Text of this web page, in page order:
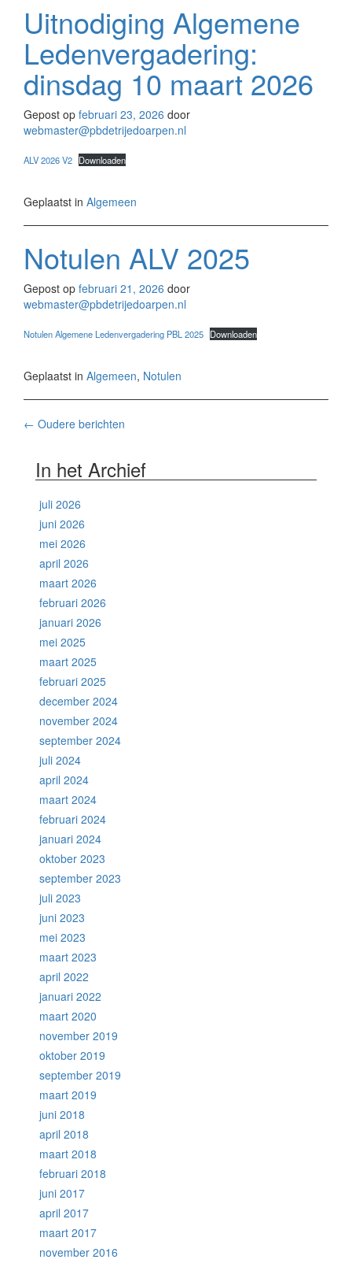
Uitnodiging Algemene
Ledenvergadering:
dinsdag 10 maart 2026
Gepost op februari 23, 2026 door
webmaster@pbdetrijedoarpen.nl
ALV 2026 V2 Downloaden
Geplaatst in Algemeen
Notulen ALV 2025
Gepost op februari 21, 2026 door
webmaster@pbdetrijedoarpen.nl
Notulen Algemene Ledenvergadering PBL 2025 Downloaden
Geplaatst in Algemeen, Notulen
Berichten
navigatie
← Oudere berichten
In het Archief
juli 2026
juni 2026
mei 2026
april 2026
maart 2026
februari 2026
januari 2026
mei 2025
maart 2025
februari 2025
december 2024
november 2024
september 2024
juli 2024
april 2024
maart 2024
februari 2024
januari 2024
oktober 2023
september 2023
juli 2023
juni 2023
mei 2023
maart 2023
april 2022
januari 2022
maart 2020
november 2019
oktober 2019
september 2019
maart 2019
juni 2018
april 2018
maart 2018
februari 2018
juni 2017
april 2017
maart 2017
november 2016